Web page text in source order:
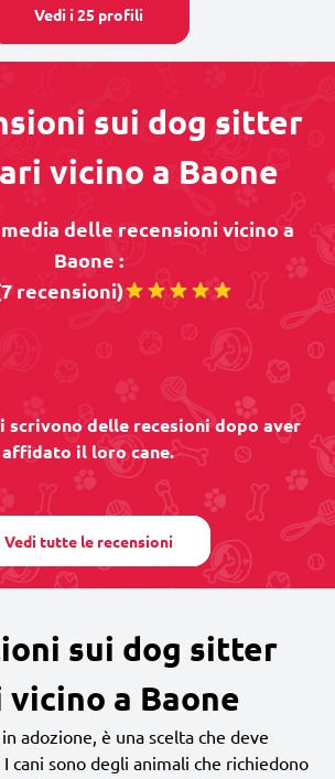
Vedi i 25 profili
sui dog sitter
vicino a Baone
delle recensioni vicino a
Baone :
recensioni)
scrivono delle recesioni dopo aver
affidato il loro cane.
Vedi tutte le recensioni
sui dog sitter
a Baone
adozione, è una scelta che deve
cani sono degli animali che richiedono